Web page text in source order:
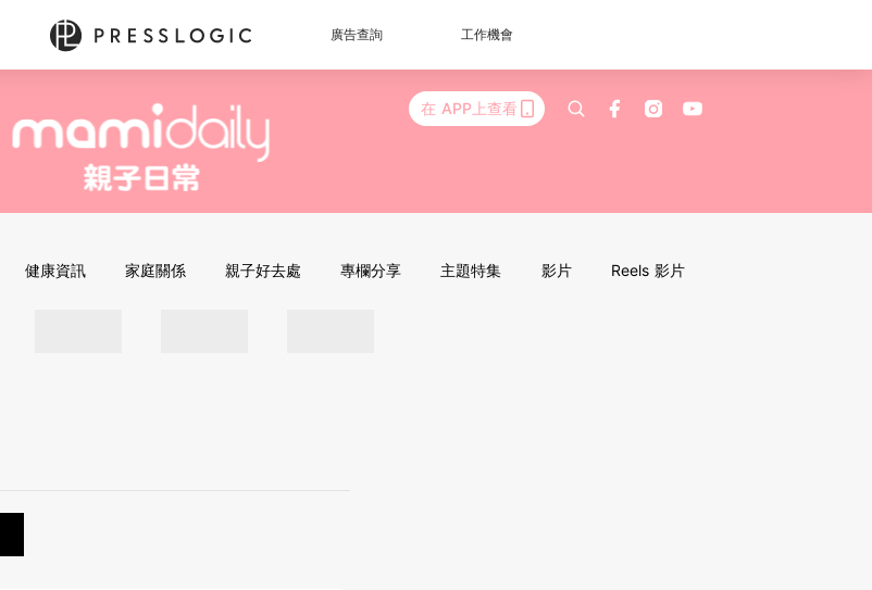
廣告查詢 工作機會
在 APP上查看
健康資訊 家庭關係 親子好去處 專欄分享 主題特集 影片 Reels 影片